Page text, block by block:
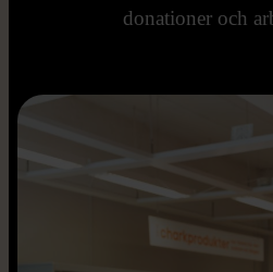
donationer och